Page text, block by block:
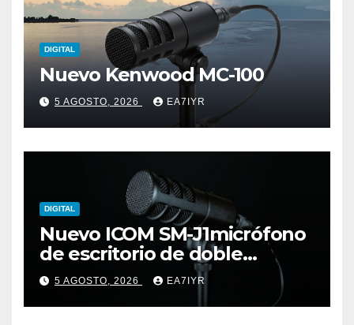
DIGITAL
Nuevo Kenwood MC-100
5 AGOSTO, 2026 EA7IYR
DIGITAL
Nuevo ICOM SM-J1micrófono
de escritorio de doble
elemento premium
5 AGOSTO, 2026 EA7IYR